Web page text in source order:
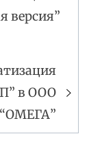
версия”
в ООО